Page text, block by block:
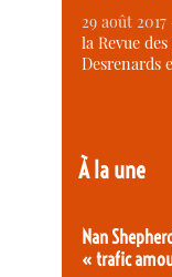
29 août
la Revue
Desrenards
À la une
Nan
« trafic